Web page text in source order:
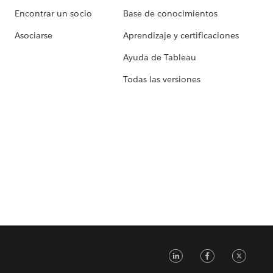
Encontrar un socio
Asociarse
Base de conocimientos
Aprendizaje y certificaciones
Ayuda de Tableau
Todas las versiones
LinkedIn